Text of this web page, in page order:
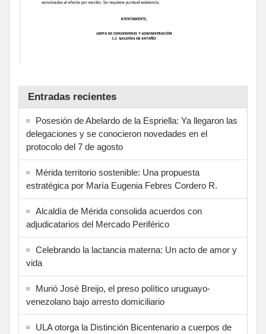
Entradas recientes
Posesión de Abelardo de la Espriella: Ya llegaron las
delegaciones y se conocieron novedades en el
protocolo del 7 de agosto
Mérida territorio sostenible: Una propuesta
estratégica por María Eugenia Febres Cordero R.
Alcaldía de Mérida consolida acuerdos con
adjudicatarios del Mercado Periférico
Celebrando la lactancia materna: Un acto de amor y
vida
Murió José Breijo, el preso político uruguayo-
venezolano bajo arresto domiciliario
ULA otorga la Distinción Bicentenario a cuerpos de